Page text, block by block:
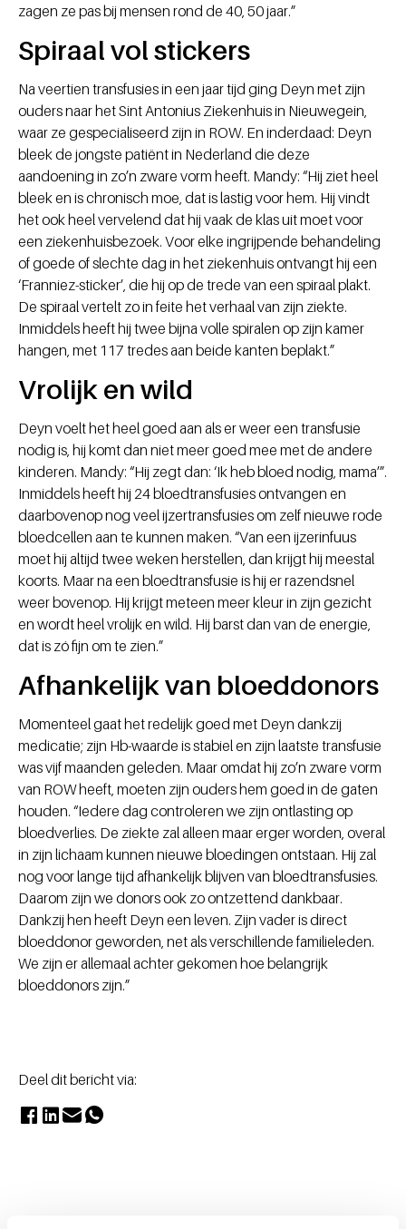
zagen ze pas bij mensen rond de 40, 50 jaar.”
Spiraal vol stickers
Na veertien transfusies in een jaar tijd ging Deyn met zijn
ouders naar het Sint Antonius Ziekenhuis in Nieuwegein,
waar ze gespecialiseerd zijn in ROW. En inderdaad: Deyn
bleek de jongste patiënt in Nederland die deze
aandoening in zo’n zware vorm heeft. Mandy: “Hij ziet heel
bleek en is chronisch moe, dat is lastig voor hem. Hij vindt
het ook heel vervelend dat hij vaak de klas uit moet voor
een ziekenhuisbezoek. Voor elke ingrijpende behandeling
of goede of slechte dag in het ziekenhuis ontvangt hij een
‘Franniez-sticker’, die hij op de trede van een spiraal plakt.
De spiraal vertelt zo in feite het verhaal van zijn ziekte.
Inmiddels heeft hij twee bijna volle spiralen op zijn kamer
hangen, met 117 tredes aan beide kanten beplakt.”
Vrolijk en wild
Deyn voelt het heel goed aan als er weer een transfusie
nodig is, hij komt dan niet meer goed mee met de andere
kinderen. Mandy: “Hij zegt dan: ‘Ik heb bloed nodig, mama’”.
Inmiddels heeft hij 24 bloedtransfusies ontvangen en
daarbovenop nog veel ijzertransfusies om zelf nieuwe rode
bloedcellen aan te kunnen maken. “Van een ijzerinfuus
moet hij altijd twee weken herstellen, dan krijgt hij meestal
koorts. Maar na een bloedtransfusie is hij er razendsnel
weer bovenop. Hij krijgt meteen meer kleur in zijn gezicht
en wordt heel vrolijk en wild. Hij barst dan van de energie,
dat is zó fijn om te zien.”
Afhankelijk van bloeddonors
Momenteel gaat het redelijk goed met Deyn dankzij
medicatie; zijn Hb-waarde is stabiel en zijn laatste transfusie
was vijf maanden geleden. Maar omdat hij zo’n zware vorm
van ROW heeft, moeten zijn ouders hem goed in de gaten
houden. “Iedere dag controleren we zijn ontlasting op
bloedverlies. De ziekte zal alleen maar erger worden, overal
in zijn lichaam kunnen nieuwe bloedingen ontstaan. Hij zal
nog voor lange tijd afhankelijk blijven van bloedtransfusies.
Daarom zijn we donors ook zo ontzettend dankbaar.
Dankzij hen heeft Deyn een leven. Zijn vader is direct
bloeddonor geworden, net als verschillende familieleden.
We zijn er allemaal achter gekomen hoe belangrijk
bloeddonors zijn.”
Deel dit bericht via: